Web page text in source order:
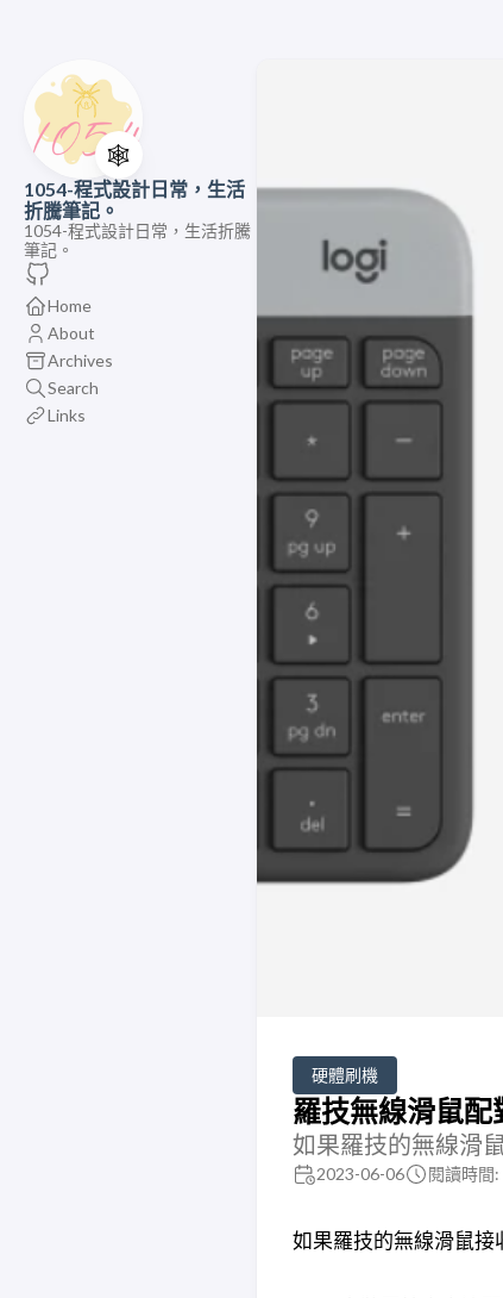
🕸️
1054-程式設計日常，生活
折騰筆記。
1054-程式設計日常，生活折騰
筆記。
Home
About
Archives
Search
Links
硬體刷機
羅技無線滑鼠配
如果羅技的無線滑
2023-06-06 閱讀時間:
如果羅技的無線滑鼠接